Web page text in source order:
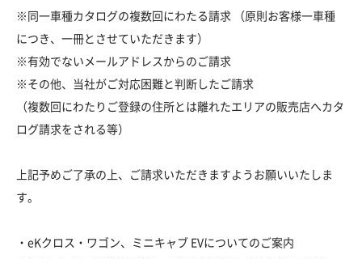
※同一車種カタログの複数回にわたる請求 （原則お客様一車種
につき、一冊とさせていただきます）
※有効でないメールアドレスからのご請求
※その他、当社がご対応困難と判断したご請求
（複数回にわたりご登録の住所とは離れたエリアの販売店へカタ
ログ請求をされる等）
上記予めご了承の上、ご請求いただきますようお願いいたしま
す。
・eKクロス・ワゴン、ミニキャブ EVについてのご案内